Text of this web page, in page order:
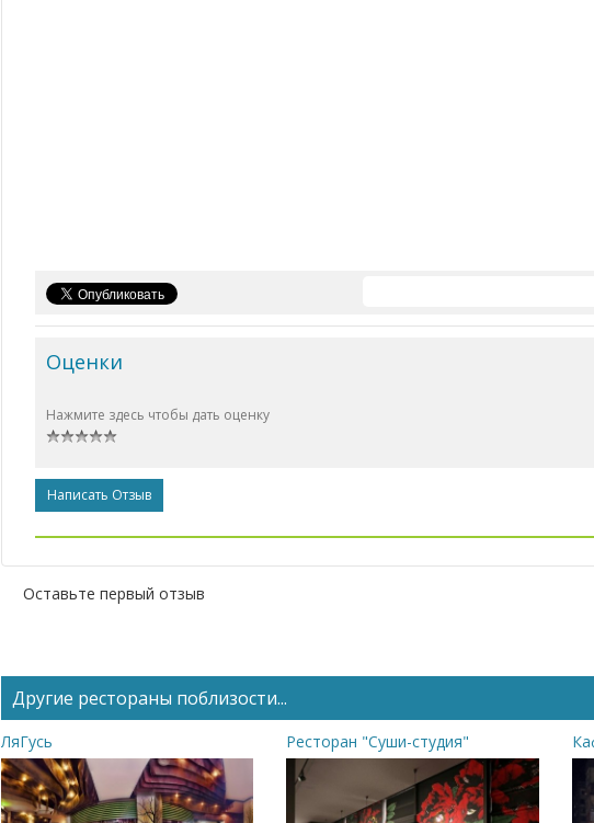
Оценки
Нажмите здесь чтобы дать оценку
Написать Отзыв
Оставьте первый отзыв
Другие рестораны поблизости...
ЛяГусь Ресторан "Суши-студия"